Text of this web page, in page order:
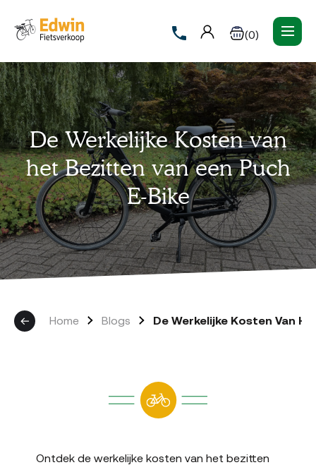
(0)
De Werkelijke Kosten van
het Bezitten van een Puch
E-Bike
Home Blogs De Werkelijke Kosten Van
Ontdek de werkelijke kosten van het bezitten